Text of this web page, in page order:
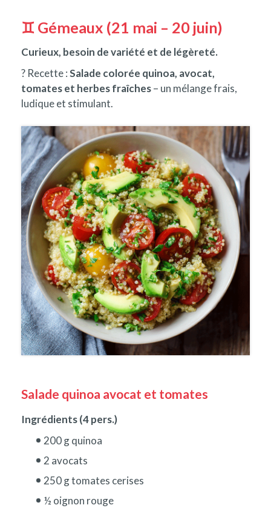
♊ Gémeaux (21 mai – 20 juin)
Curieux, besoin de variété et de légèreté.
? Recette :Salade colorée quinoa, avocat,
tomates et herbes fraîches– un mélange frais,
ludique et stimulant.
Salade quinoa avocat et tomates
Ingrédients (4 pers.)
200 g quinoa
2 avocats
250 g tomates cerises
½ oignon rouge